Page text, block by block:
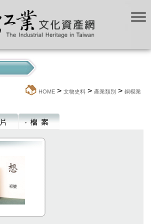
HOME > 文物史料 > 產業類別 > 銅模業